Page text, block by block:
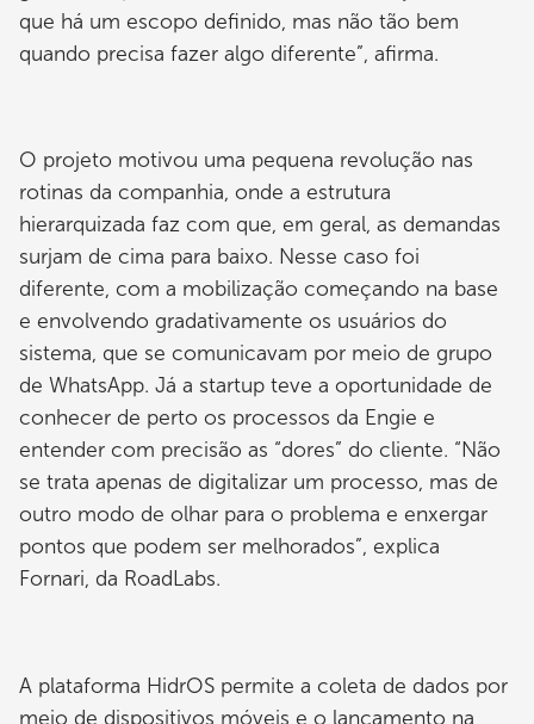
que há um escopo definido, mas não tão bem
quando precisa fazer algo diferente”, afirma.
O projeto motivou uma pequena revolução nas
rotinas da companhia, onde a estrutura
hierarquizada faz com que, em geral, as demandas
surjam de cima para baixo. Nesse caso foi
diferente, com a mobilização começando na base
e envolvendo gradativamente os usuários do
sistema, que se comunicavam por meio de grupo
de WhatsApp. Já a startup teve a oportunidade de
conhecer de perto os processos da Engie e
entender com precisão as “dores” do cliente. “Não
se trata apenas de digitalizar um processo, mas de
outro modo de olhar para o problema e enxergar
pontos que podem ser melhorados”, explica
Fornari, da RoadLabs.
A plataforma HidrOS permite a coleta de dados por
meio de dispositivos móveis e o lançamento na